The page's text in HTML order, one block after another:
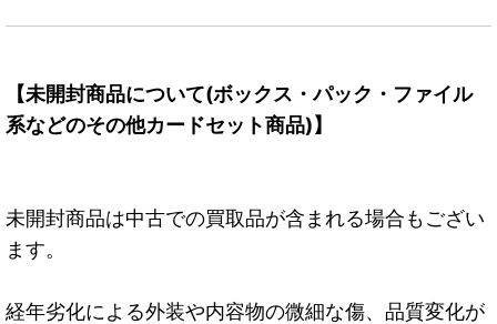
【未開封商品について(ボックス・パック・ファイル
系などのその他カードセット商品)】
未開封商品は中古での買取品が含まれる場合もござい
ます。
経年劣化による外装や内容物の微細な傷、品質変化が